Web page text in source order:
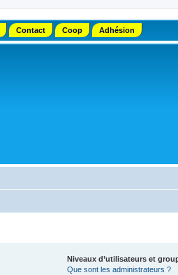
Contact Coop Adhésion
Niveaux d’utilisateurs et
Que sont les administrateurs ?